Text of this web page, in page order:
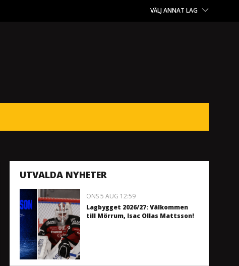
VÄLJ ANNAT LAG
UTVALDA NYHETER
ONS 5 AUG 12:59
Lagbygget 2026/27: Välkommen
till Mörrum, Isac Ollas Mattsson!